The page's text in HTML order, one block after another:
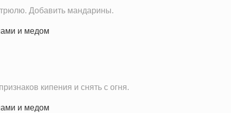
Добавить мандарины.
кипения и снять с огня.